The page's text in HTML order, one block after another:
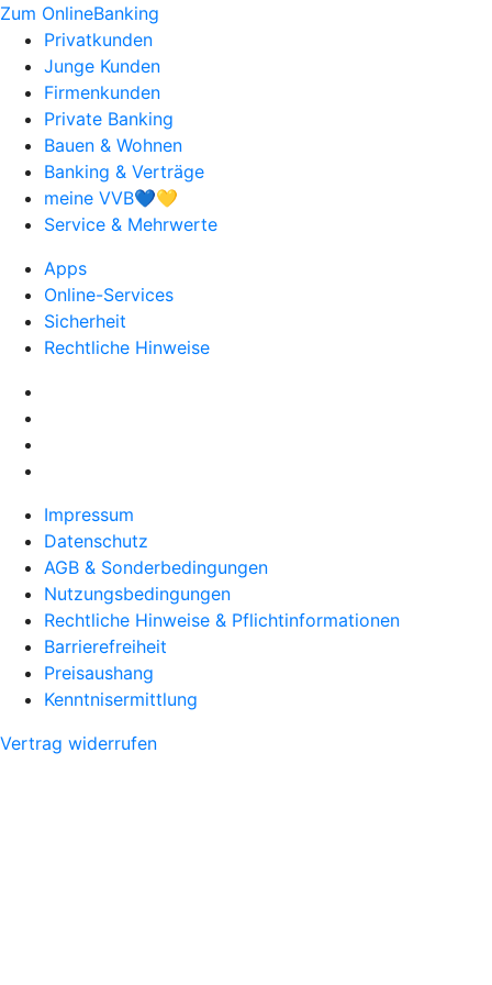
Zum OnlineBanking
Privatkunden
Junge Kunden
Firmenkunden
Private Banking
Bauen & Wohnen
Banking & Verträge
meine VVB💙💛
Service & Mehrwerte
Apps
Online-Services
Sicherheit
Rechtliche Hinweise
Impressum
Datenschutz
AGB & Sonderbedingungen
Nutzungsbedingungen
Rechtliche Hinweise & Pflichtinformationen
Barrierefreiheit
Preisaushang
Kenntnisermittlung
Vertrag widerrufen